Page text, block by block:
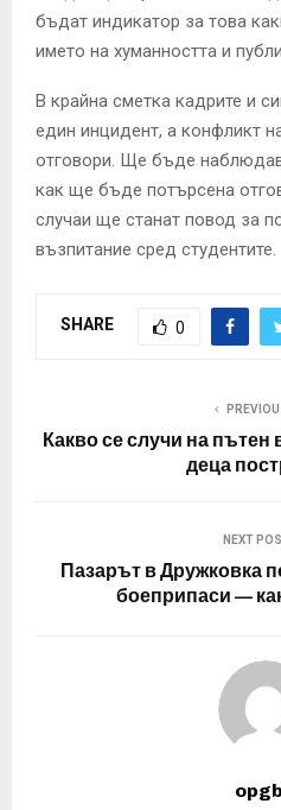
бъдат индикатор за това
името на хуманността и
В крайна сметка кадрите и
един инцидент, а конфликт
отговори. Ще бъде
как ще бъде потърсена
случаи ще станат повод за
възпитание сред студентите.
SHARE 0
Какво се случи на
деца
NEXT
Пазарът в Дружковка
боеприпаси —